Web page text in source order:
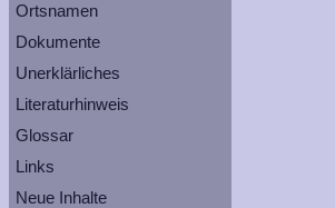
Ortsnamen
Dokumente
Unerklärliches
Literaturhinweis
Glossar
Links
Neue Inhalte